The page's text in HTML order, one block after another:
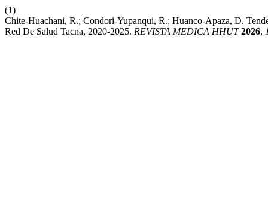
(1)
Chite-Huachani, R.; Condori-Yupanqui, R.; Huanco-Apaza, D.
Red De Salud Tacna, 2020-2025. REVISTA MEDICA HHUT 2026,